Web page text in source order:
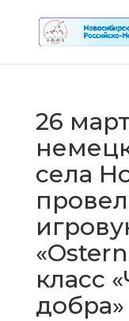
26
села
класс
добра»